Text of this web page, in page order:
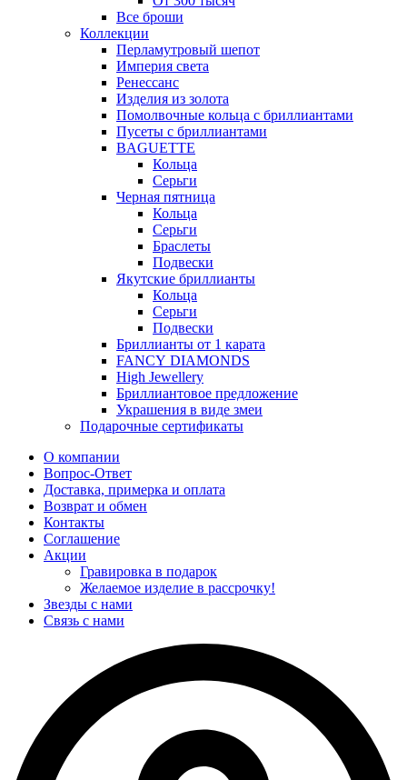
Все броши
Коллекции
Перламутровый шепот
Империя света
Ренессанс
Изделия из золота
Помолвочные кольца с бриллиантами
Пусеты с бриллиантами
BAGUETTE
Кольца
Серьги
Черная пятница
Кольца
Серьги
Браслеты
Подвески
Якутские бриллианты
Кольца
Серьги
Подвески
Бриллианты от 1 карата
FANCY DIAMONDS
High Jewellery
Бриллиантовое предложение
Украшения в виде змеи
Подарочные сертификаты
О компании
Вопрос-Ответ
Доставка, примерка и оплата
Возврат и обмен
Контакты
Соглашение
Акции
Гравировка в подарок
Желаемое изделие в рассрочку!
Звезды с нами
Связь с нами